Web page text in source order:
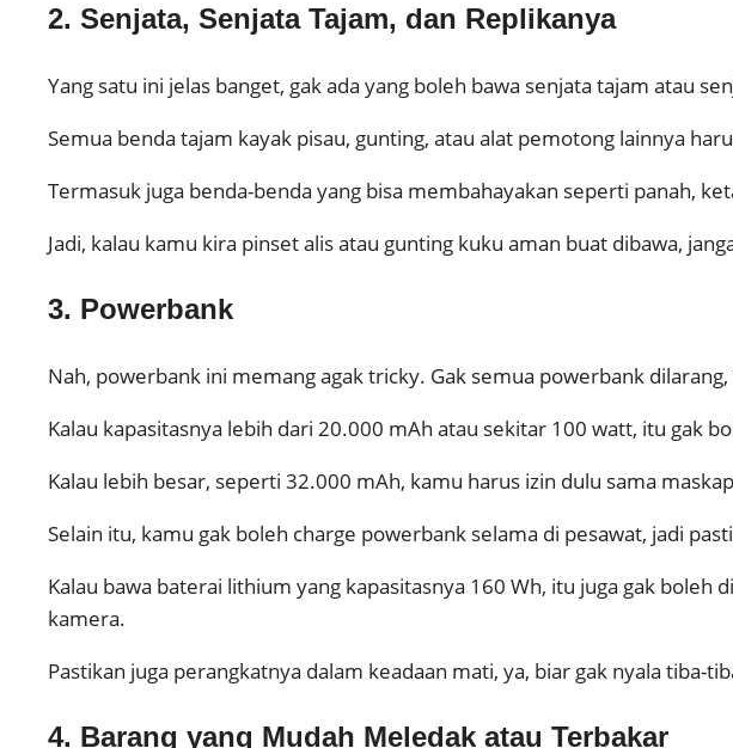
2. Senjata, Senjata Tajam, dan Replikanya
Yang satu ini jelas banget, gak ada yang boleh bawa senjata tajam atau
Semua benda tajam kayak pisau, gunting, atau alat pemotong lainnya
Termasuk juga benda-benda yang bisa membahayakan seperti panah,
Jadi, kalau kamu kira pinset alis atau gunting kuku aman buat dibawa,
3. Powerbank
Nah, powerbank ini memang agak tricky. Gak semua powerbank
Kalau kapasitasnya lebih dari 20.000 mAh atau sekitar 100 watt, itu gak
Kalau lebih besar, seperti 32.000 mAh, kamu harus izin dulu sama
Selain itu, kamu gak boleh charge powerbank selama di pesawat, jadi
Kalau bawa baterai lithium yang kapasitasnya 160 Wh, itu juga gak
kamera.
Pastikan juga perangkatnya dalam keadaan mati, ya, biar gak nyala tiba-
4. Barang yang Mudah Meledak atau Terbakar